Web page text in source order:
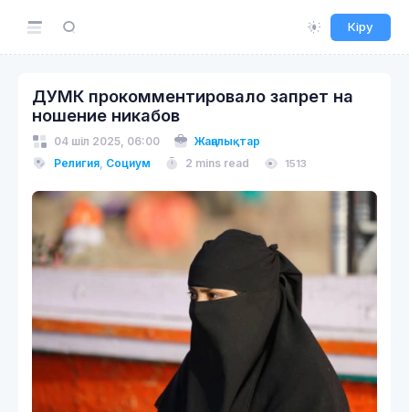
Кіру
ДУМК прокомментировало запрет на
ношение никабов
04 шіл 2025, 06:00
Жаңалықтар
Религия, Социум 2 mins read 1513